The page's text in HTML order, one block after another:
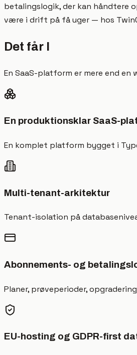
betalingslogik, der kan håndtere
være i drift på få uger — hos
Det får I
En SaaS-platform er mere end
En produktionsklar SaaS-
En komplet platform bygget i
Multi-tenant-arkitektur
Tenant-isolation på
Abonnements- og
Planer, prøveperioder,
EU-hosting og GDPR-first